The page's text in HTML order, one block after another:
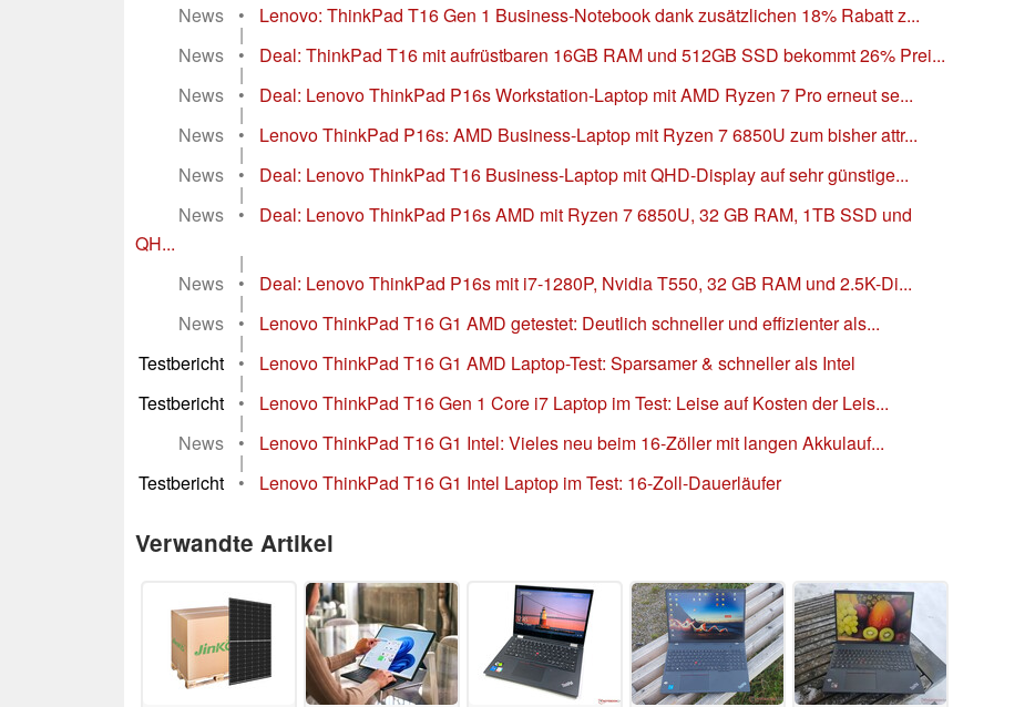
News
• Lenovo: ThinkPad T16 Gen 1 Business-Notebook dank zusätzlichen 18% Rabatt z...
|
News
• Deal: ThinkPad T16 mit aufrüstbaren 16GB RAM und 512GB SSD bekommt 26% Prei...
|
News
• Deal: Lenovo ThinkPad P16s Workstation-Laptop mit AMD Ryzen 7 Pro erneut se...
|
News
• Lenovo ThinkPad P16s: AMD Business-Laptop mit Ryzen 7 6850U zum bisher attr...
|
News
• Deal: Lenovo ThinkPad T16 Business-Laptop mit QHD-Display auf sehr günstige...
|
News
•
Deal: Lenovo ThinkPad P16s AMD mit Ryzen 7 6850U, 32 GB RAM, 1TB SSD und
QH...
|
News
• Deal: Lenovo ThinkPad P16s mit i7-1280P, Nvidia T550, 32 GB RAM und 2.5K-Di...
|
News
• Lenovo ThinkPad T16 G1 AMD getestet: Deutlich schneller und effizienter als...
|
Testbericht
• Lenovo ThinkPad T16 G1 AMD Laptop-Test: Sparsamer & schneller als Intel
|
Testbericht
• Lenovo ThinkPad T16 Gen 1 Core i7 Laptop im Test: Leise auf Kosten der Leis...
|
News
• Lenovo ThinkPad T16 G1 Intel: Vieles neu beim 16-Zöller mit langen Akkulauf...
|
Testbericht
• Lenovo ThinkPad T16 G1 Intel Laptop im Test: 16-Zoll-Dauerläufer
Verwandte Artikel